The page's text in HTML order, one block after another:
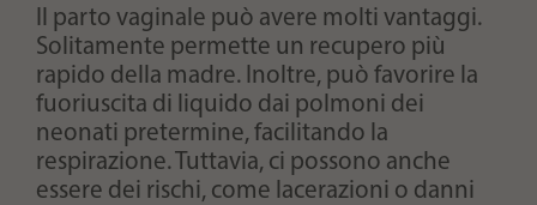
Il parto vaginale può avere molti vantaggi.
Solitamente permette un recupero più
rapido della madre. Inoltre, può favorire la
fuoriuscita di liquido dai polmoni dei
neonati pretermine, facilitando la
respirazione. Tuttavia, ci possono anche
essere dei rischi, come lacerazioni o danni